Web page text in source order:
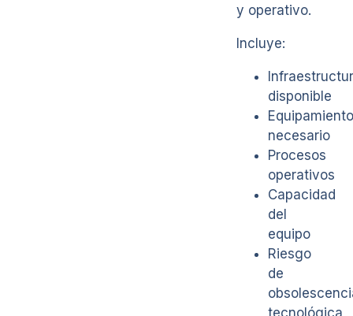
y operativo.
Incluye:
disponible
Equipamiento
necesario
Procesos
operativos
Capacidad
del
equipo
Riesgo
de